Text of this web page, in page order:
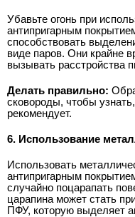
Убавьте огонь при
антипригарным
способствовать
виде паров. Они крайне
вызывать расстройства
Делать правильно:
сковороды, чтобы
рекомендует.
6. Использование
Использовать
антипригарным
случайно поцарапать
царапина может стать
ПФУ, которую выделяет